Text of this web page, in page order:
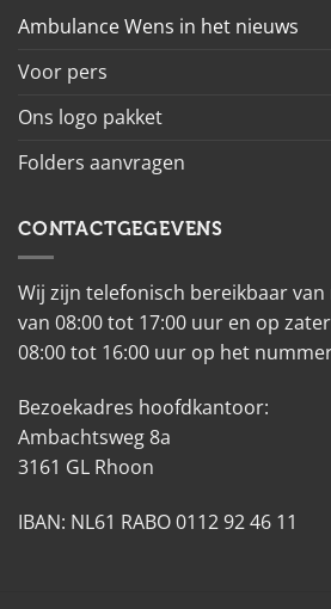
Ambulance Wens in het nieuws
Voor pers
Ons logo pakket
Folders aanvragen
CONTACTGEGEVENS
Wij zijn telefonisch bereikbaar
van 08:00 tot 17:00 uur en op
08:00 tot 16:00 uur op het
Bezoekadres hoofdkantoor:
Ambachtsweg 8a
3161 GL Rhoon
IBAN: NL61 RABO 0112 92 46 11